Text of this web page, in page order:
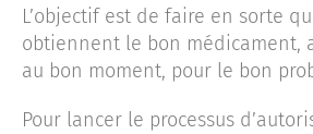
L’objectif est de faire en sorte
obtiennent le bon médicament,
au bon moment, pour le bon
Pour lancer le processus